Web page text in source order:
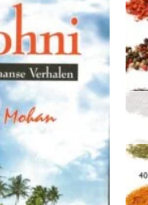
Toevoegen
aan
verlanglijst